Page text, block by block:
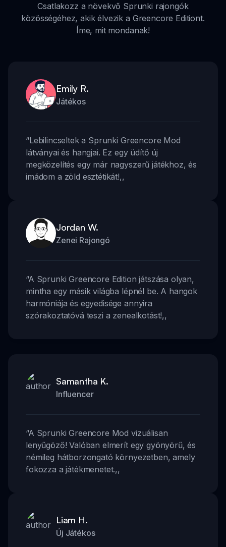
Csatlakozz a növekvő Sprunki rajongók
közösségéhez, akik élvezik a Greencore Editiont.
Íme, mit mondanak!
Emily R.
Játékos
“Lebilincseltek a Sprunki Greencore Mod
látványai és hangjai. Ez egy üdítő új
megközelítés egy már nagyszerű játékhoz, és
imádom a zöld esztétikát!,,
Jordan W.
Zenei Rajongó
“A Sprunki Greencore Edition játszása olyan,
mintha egy másik világba lépnél be. A hangok
harmóniája és egyedisége annyira
szórakoztatóvá teszi a zenealkotást!,,
Samantha K.
Influencer
“A Sprunki Greencore Mod vizuálisan
lenyűgöző! Valóban elmerít egy gyönyörű, és
némileg hátborzongató környezetben, amely
fokozza a játékmenetet.,,
Liam H.
Új Játékos